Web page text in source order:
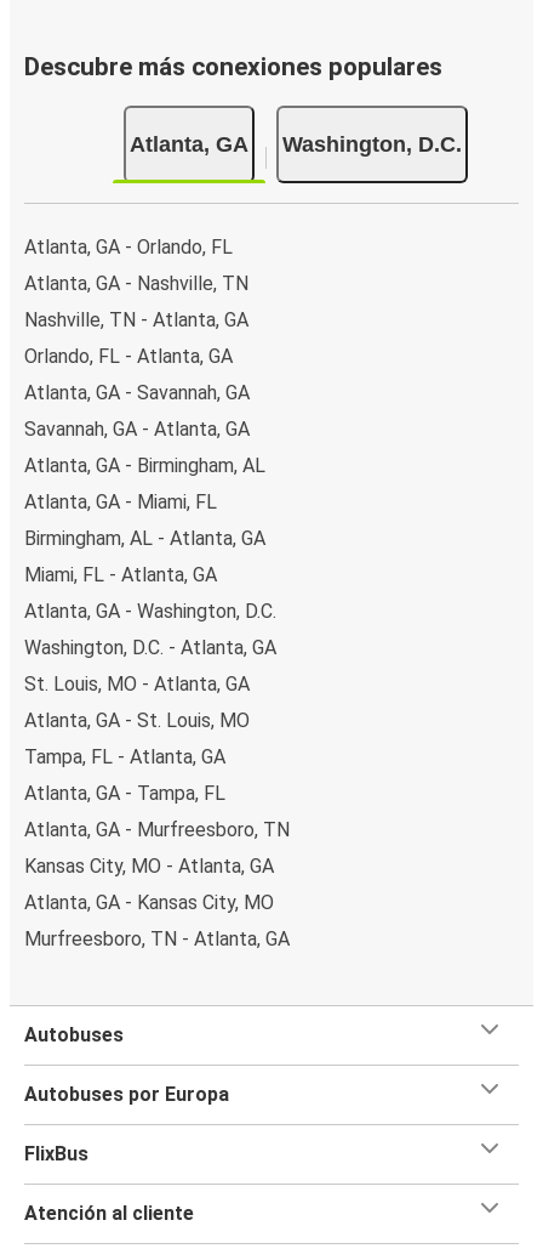
Descubre más conexiones populares
Atlanta, GA Washington, D.C.
Atlanta, GA - Orlando, FL
Atlanta, GA - Nashville, TN
Nashville, TN - Atlanta, GA
Orlando, FL - Atlanta, GA
Atlanta, GA - Savannah, GA
Savannah, GA - Atlanta, GA
Atlanta, GA - Birmingham, AL
Atlanta, GA - Miami, FL
Birmingham, AL - Atlanta, GA
Miami, FL - Atlanta, GA
Atlanta, GA - Washington, D.C.
Washington, D.C. - Atlanta, GA
St. Louis, MO - Atlanta, GA
Atlanta, GA - St. Louis, MO
Tampa, FL - Atlanta, GA
Atlanta, GA - Tampa, FL
Atlanta, GA - Murfreesboro, TN
Kansas City, MO - Atlanta, GA
Atlanta, GA - Kansas City, MO
Murfreesboro, TN - Atlanta, GA
Autobuses
Autobuses por Europa
FlixBus
Atención al cliente